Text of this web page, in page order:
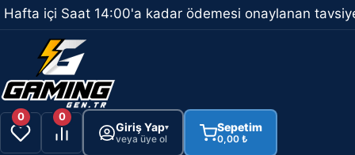
İçeriğe
atla
Hafta içi Saat 14:00'a kadar ödemesi onaylanan
0 0
Giriş Yap▾
veya üye ol
Sepetim
0,00 ₺